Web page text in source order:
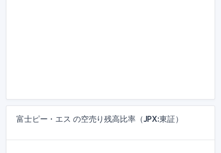
富士ピー・エス の空売り残高比率（JPX:東証）